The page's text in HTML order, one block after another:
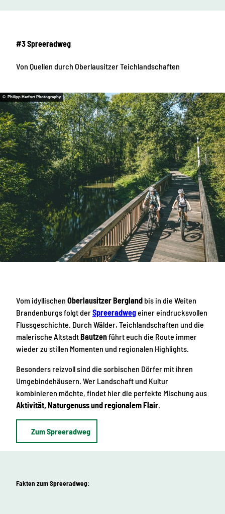
#3 Spreeradweg
Von Quellen durch Oberlausitzer Teichlandschaften
© Philipp Herfort Photography
Vom idyllischen Oberlausitzer Bergland bis in die Weiten
Brandenburgs folgt derSpreeradwegeiner eindrucksvollen
Flussgeschichte. Durch Wälder, Teichlandschaften und die
malerische AltstadtBautzenführt euch die Route immer
wieder zu stillen Momenten und regionalen Highlights.
Besonders reizvoll sind die sorbischen Dörfer mit ihren
Umgebindehäusern. Wer Landschaft und Kultur
kombinieren möchte, findet hier die perfekte Mischung aus
Aktivität, Naturgenuss und regionalem Flair
Zum Spreeradweg
Fakten zum Spreeradweg: